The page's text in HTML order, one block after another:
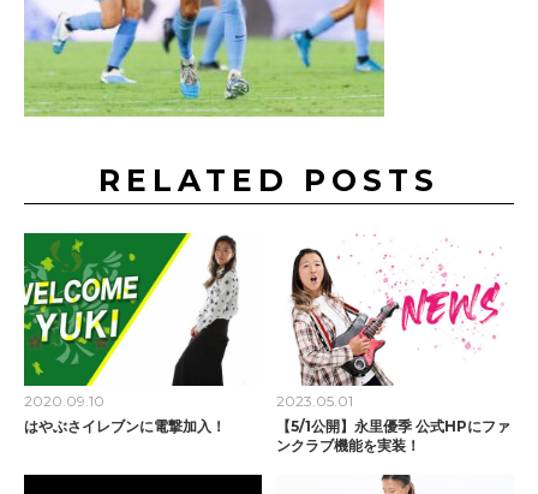
RELATED POSTS
2020.09.10
はやぶさイレブンに電撃加入！
2023.05.01
【5/1公開】永里優季 公式HPにファ
ンクラブ機能を実装！